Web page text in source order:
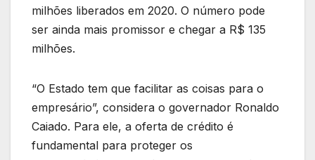
milhões liberados em 2020. O número pode
ser ainda mais promissor e chegar a R$ 135
milhões.
“O Estado tem que facilitar as coisas para o
empresário”, considera o governador Ronaldo
Caiado. Para ele, a oferta de crédito é
fundamental para proteger os